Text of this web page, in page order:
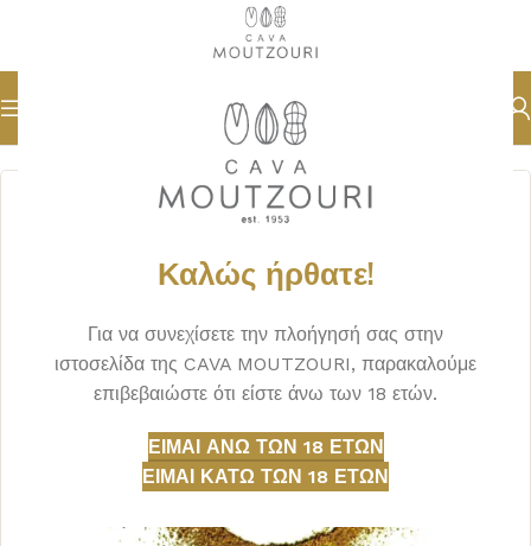
Καλώς ήρθατε!
Για να συνεχίσετε την πλοήγησή σας στην
ιστοσελίδα της CAVA MOUTZOURI, παρακαλούμε
επιβεβαιώστε ότι είστε άνω των 18 ετών.
ΕΊΜΑΙ ΆΝΩ ΤΩΝ 18 ΕΤΏΝ
ΕΊΜΑΙ ΚΆΤΩ ΤΩΝ 18 ΕΤΏΝ
Αρχική σελίδα ΜΠΑΧΑΡΙΚΑ